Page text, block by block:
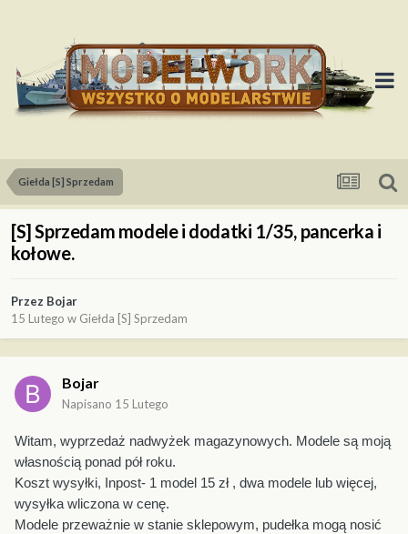
Giełda [S] Sprzedam
[S] Sprzedam modele i dodatki 1/35, pancerka i
kołowe.
Przez Bojar
15 Lutego w Giełda [S] Sprzedam
Bojar
Napisano 15 Lutego
Witam, wyprzedaż nadwyżek magazynowych. Modele są moją
własnością ponad pół roku.
Koszt wysyłki, Inpost- 1 model 15 zł , dwa modele lub więcej,
wysyłka wliczona w cenę.
Modele przeważnie w stanie sklepowym, pudełka mogą nosić